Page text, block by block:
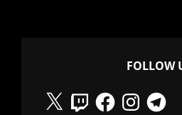
FOLLOW
X
TwitchFacebookInstagram